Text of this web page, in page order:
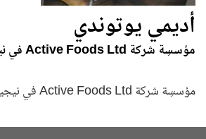
أديمي يوتوندي
مؤسسِة شركة Active Foods Ltd في نيجيريا
مؤسسِة شركة Active Foods Ltd في نيجيريا